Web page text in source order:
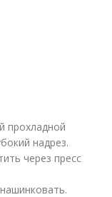
прохладной
надрез.
через пресс